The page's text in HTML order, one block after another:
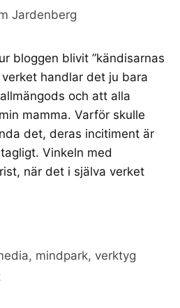
Jardenberg
bloggen blivit ”kändisarnas
verket handlar det ju bara
och att alla
mamma. Varför skulle
det, deras incitiment är
Vinkeln med
när det i själva verket
, mindpark,verktyg